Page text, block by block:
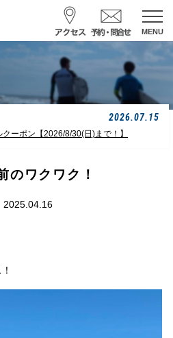
MENU
約・お問合せ
タル予約
サーフ ナミイーヨ
32-7314
2026.07.15
ーポン【2026/8/30(日)まで！】
ワクワク！
2025.04.16